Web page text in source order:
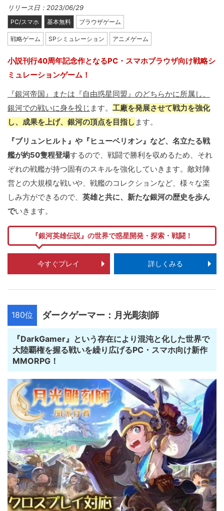
リリース日：2023/06/29
PC/スマホ 基本無料 ブラウザゲーム
戦略ゲーム SPシミュレーション アニメゲーム
小説刊行40周年記念作となるPC・スマホブラウザ向け戦略シ
ミュレーションゲーム！
『銀河帝国』または『自由惑星同盟』のどちらかに所属し、
銀河での戦いに身を投じ ます。 工廠を発展させて戦力を強化
し、成果を上げ、銀河の頂点を目指し ます。
『ブリュンヒルト』や『ヒューベリオン』など、名立たる戦
艦が約50隻程登場するので、戦闘で勝利を収めるため、それ
ぞれの戦艦が持つ固有のスキルを強化していきます。敵対陣
営との大規模な戦いや、戦艦のコレクションなど、様々な楽
しみ方ができるので、 英雄と共に、新たな銀河の歴史を歩ん
でいきます。
『銀河英雄伝説』の世界で惑星開発・探索・戦闘！
今すぐプレイ 詳しくみる
180位 ダークゲーマー：月光彫刻師
『DarkGamer』という存在により混沌と化した世界で
大陸覇権を握る戦いを繰り広げるPC・スマホ向け新作
MMORPG！